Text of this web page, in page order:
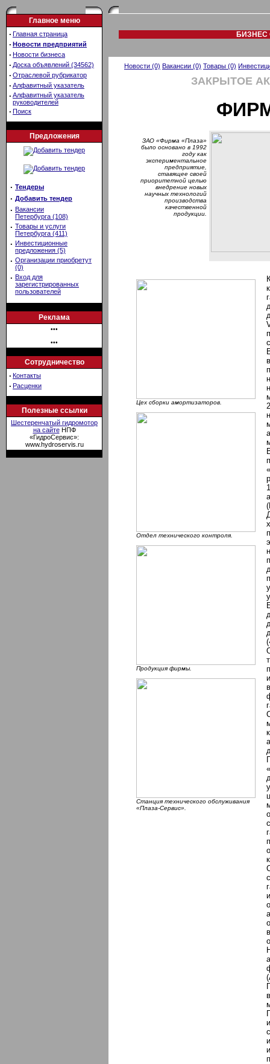
Главное меню
· Главная страница
· Новости предприятий
· Новости бизнеса
· Доска объявлений (34562)
· Отраслевой рубрикатор
· Алфавитный указатель
· Алфавитный указатель
руководителей
· Поиск
Предложения
· Тендеры
· Добавить тендер
· Вакансии
Петербурга (108)
· Товары и услуги
Петербурга (411)
· Инвестиционные
предложения (5)
· Организации приобретут
(0)
· Вход для
зарегистрированных
пользователей
Реклама
•••
•••
Сотрудничество
· Контакты
· Расценки
Полезные ссылки
Шестеренчатый гидромотор
на сайтеНПФ
«ГидроСервис»:
www.hydroservis.ru
БИЗНЕС
Новости (0) Вакансии (0) Товары (0)
ЗАКРЫТОЕ
ЗАО «Фирма «Плаза»
было основано в 1992
году как
экспериментальное
предприятие,
ставящее своей
приоритетной целью
внедрение новых
научных технологий
производства
качественной
продукции.
Цех сборки амортизаторов.
Отдел технического контроля.
Продукция фирмы.
Станция технического обслуживания
«Плаза-Сервис».